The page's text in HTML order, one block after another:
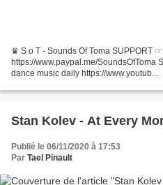
♛ S o T - Sounds Of Toma SUPPORT
https://www.paypal.me/SoundsOfToma
dance music daily https://www.youtub...
Stan Kolev - At Every
Publié le 06/11/2020 à 17:53
Par Tael Pinault